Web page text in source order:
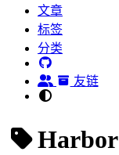
文章
标签
分类
友链
Harbor